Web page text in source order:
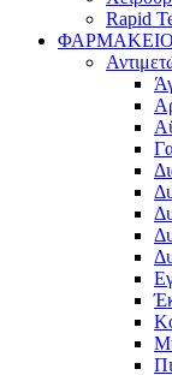
Rapid
ΦΑΡΜΑΚΕΙΟ